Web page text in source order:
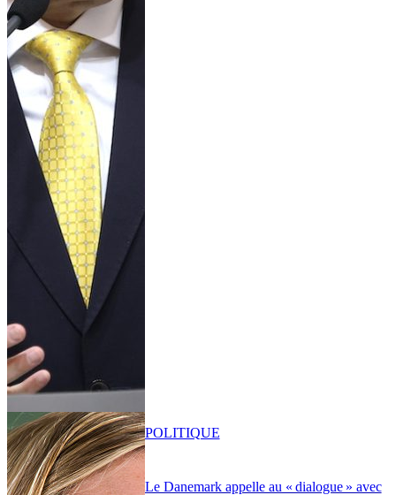
Le Danemark appelle au « dialogue » avec
POLITIQUE